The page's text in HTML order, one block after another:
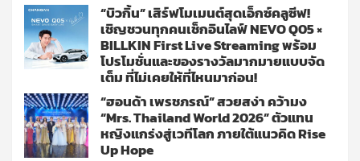
“บิวกิ้น” เสิร์ฟโมเมนต์สุดเอ็กซ์คลูซีฟ!
เชิญชวนทุกคนเช็กอินไลฟ์ NEVO Q05 ×
BILLKIN First Live Streaming พร้อม
โปรโมชั่นและของรางวัลมากมายแบบจัด
เต็ม ที่ไม่เคยให้ที่ไหนมาก่อน!
“ฮอนด้า เพรชภรณ์” สวยสง่า คว้ามง
“Mrs. Thailand World 2026” ตัวแทน
หญิงแกร่งสู่เวทีโลก ภายใต้แนวคิด Rise
Up Hope